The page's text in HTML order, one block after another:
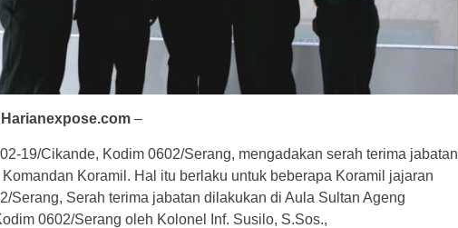
–
19/Cikande, Kodim 0602/Serang, mengadakan serah terima jabatan
Koramil. Hal itu berlaku untuk beberapa Koramil jajaran
Serang, Serah terima jabatan dilakukan di Aula Sultan Ageng
0602/Serang oleh Kolonel Inf. Susilo, S.Sos.,